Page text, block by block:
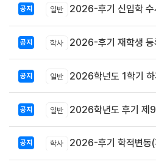
공지 일반 2026-후기 신입학 수시모집 합
공지 학사 2026-후기 재학생 등록 안
공지 일반 2026학년도 1학기 하계방학 중 단
공지 일반 2026학년도 후기 제92대 행정법
공지 학사 2026-후기 학적변동(휴